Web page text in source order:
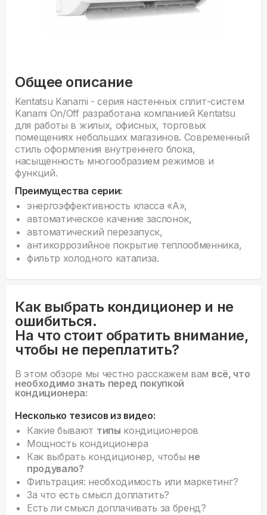
Общее описание
Kentatsu Kanami - серия настенных сплит-систем
Kanami On/Off разработана компанией Kentatsu
для работы в жилых, офисных, торговых
помещениях небольших магазинов. Современный
стиль оформления внутреннего блока,
насыщенность многообразием режимов и
функций.
Преимущества серии:
энергоэффективность класса «А»,
автоматическое качение заслонок,
автоматический перезапуск,
антикоррозийное покрытие теплообменника,
фильтр холодного катализа.
Как выбрать кондиционер и не
ошибиться.
На что стоит обратить внимание,
чтобы не переплатить?
В этом обзоре мы честно расскажем вам всё, что
необходимо знать перед покупкой
кондиционера:
Несколько тезисов из видео:
Какие бывают типы кондиционеров
Мощность кондиционера
Как выбрать кондиционер, чтобы не
продувало?
Фильтрация: необходимость или маркетинг?
За что есть смысл доплатить?
Есть ли смысл доплачивать за бренд?